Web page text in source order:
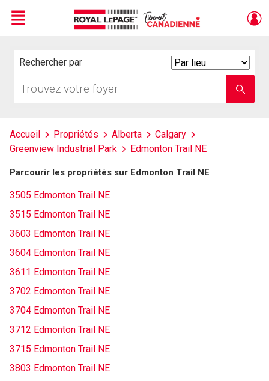
Menu
Rechercher par
votre
nom
Accueil Propriétés Alberta
Calgary
Greenview Industrial Park
Edmonton Trail NE
Parcourir les propriétés sur Edmonton Trail NE
3505 Edmonton Trail NE
3515 Edmonton Trail NE
3603 Edmonton Trail NE
3604 Edmonton Trail NE
3611 Edmonton Trail NE
3702 Edmonton Trail NE
3704 Edmonton Trail NE
3712 Edmonton Trail NE
3715 Edmonton Trail NE
3803 Edmonton Trail NE